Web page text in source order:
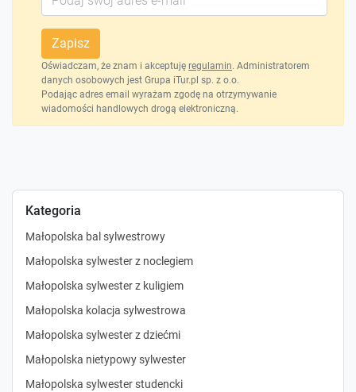
Kategoria
Małopolska bal sylwestrowy
Małopolska sylwester z noclegiem
Małopolska sylwester z kuligiem
Małopolska kolacja sylwestrowa
Małopolska sylwester z dziećmi
Małopolska nietypowy sylwester
Małopolska sylwester studencki
Zapisz
Oświadczam, że znam i akceptuję regulamin. Administratorem
danych osobowych jest Grupa iTur.pl sp. z o.o.
Podając adres email wyrażam zgodę na otrzymywanie
wiadomości handlowych drogą elektroniczną.